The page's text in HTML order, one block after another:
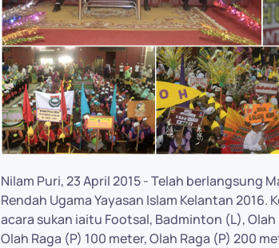
Nilam Puri, 23 April 2015 - Telah berlangsung
Rendah Ugama Yayasan Islam Kelantan
acara sukan iaitu Footsal, Badminton (L),
Olah Raga (P) 100 meter, Olah Raga (P) 200